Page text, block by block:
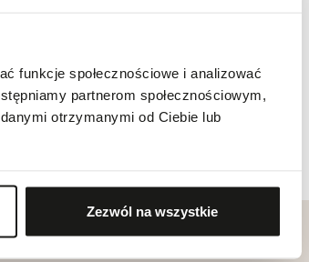
funkcje społecznościowe i analizować
partnerom społecznościowym,
otrzymanymi od Ciebie lub
Zezwól na wszystkie